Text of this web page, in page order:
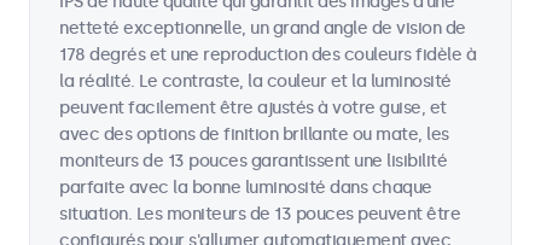
netteté exceptionnelle, un grand angle de vision de
178 degrés et une reproduction des couleurs fidèle à
la réalité. Le contraste, la couleur et la luminosité
peuvent facilement être ajustés à votre guise, et
avec des options de finition brillante ou mate, les
moniteurs de 13 pouces garantissent une lisibilité
parfaite avec la bonne luminosité dans chaque
situation. Les moniteurs de 13 pouces peuvent être
configurés pour s'allumer automatiquement avec